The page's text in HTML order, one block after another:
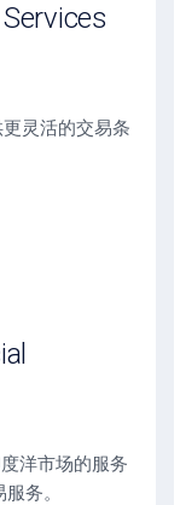
灵活的交易条
洋市场的服务
务。